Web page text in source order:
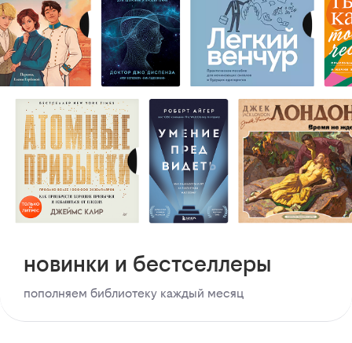
новинки и бестселлеры
пополняем библиотеку каждый месяц